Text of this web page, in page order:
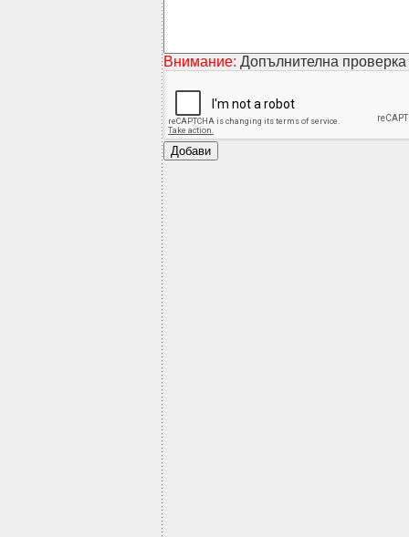
Внимание: Допълнителна проверка